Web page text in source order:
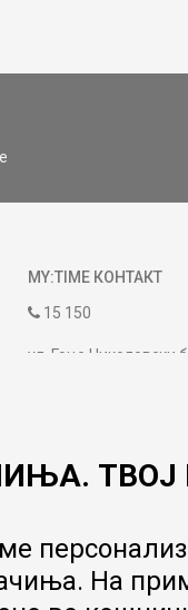
MY:TIME КОНТАКТ
15 150
ул. Гоце Николовски
09:00 до 17:00
ТВОЈ
На